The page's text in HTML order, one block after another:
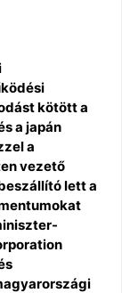
kötött a
a japán
a
vezető
lett a